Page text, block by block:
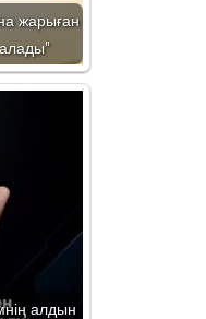
жарыған
алдын